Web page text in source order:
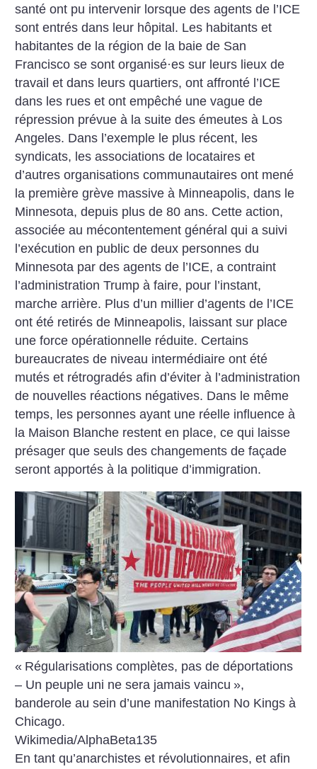
santé ont pu intervenir lorsque des agents de l’ICE
sont entrés dans leur hôpital. Les habitants et
habitantes de la région de la baie de San
Francisco se sont organisé·es sur leurs lieux de
travail et dans leurs quartiers, ont affronté l’ICE
dans les rues et ont empêché une vague de
répression prévue à la suite des émeutes à Los
Angeles. Dans l’exemple le plus récent, les
syndicats, les associations de locataires et
d’autres organisations communautaires ont mené
la première grève massive à Minneapolis, dans le
Minnesota, depuis plus de 80 ans. Cette action,
associée au mécontentement général qui a suivi
l’exécution en public de deux personnes du
Minnesota par des agents de l’ICE, a contraint
l’administration Trump à faire, pour l’instant,
marche arrière. Plus d’un millier d’agents de l’ICE
ont été retirés de Minneapolis, laissant sur place
une force opérationnelle réduite. Certains
bureaucrates de niveau intermédiaire ont été
mutés et rétrogradés afin d’éviter à l’administration
de nouvelles réactions négatives. Dans le même
temps, les personnes ayant une réelle influence à
la Maison Blanche restent en place, ce qui laisse
présager que seuls des changements de façade
seront apportés à la politique d’immigration.
« Régularisations complètes, pas de déportations
– Un peuple uni ne sera jamais vaincu »,
banderole au sein d’une manifestation No Kings à
Chicago.
Wikimedia/AlphaBeta135
En tant qu’anarchistes et révolutionnaires, et afin